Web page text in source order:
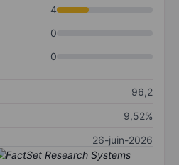
4
0
0
96,2
9,52%
26-juin-2026